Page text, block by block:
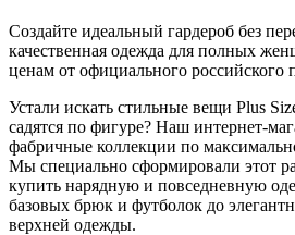
Создайте идеальный гардероб без
качественная одежда для полных
ценам от официального российского
Устали искать стильные вещи Plus
садятся по фигуре? Наш интернет-
фабричные коллекции по
Мы специально сформировали этот
купить нарядную и повседневную
базовых брюк и футболок до
верхней одежды.